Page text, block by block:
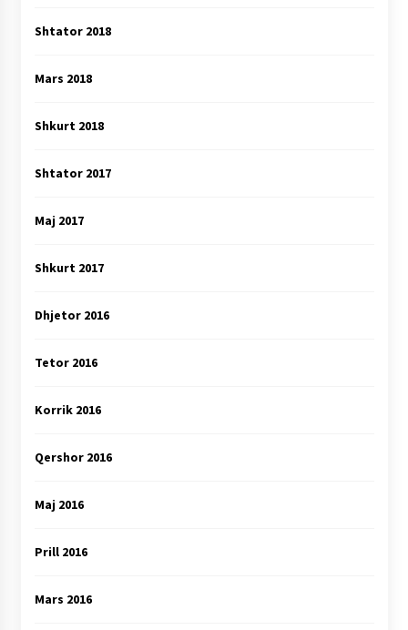
Shtator 2018
Mars 2018
Shkurt 2018
Shtator 2017
Maj 2017
Shkurt 2017
Dhjetor 2016
Tetor 2016
Korrik 2016
Qershor 2016
Maj 2016
Prill 2016
Mars 2016